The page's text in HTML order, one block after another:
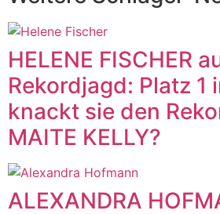
HELENE FISCHER
Rekordjagd: Platz 1
knackt sie den
MAITE KELLY?
ALEXANDRA